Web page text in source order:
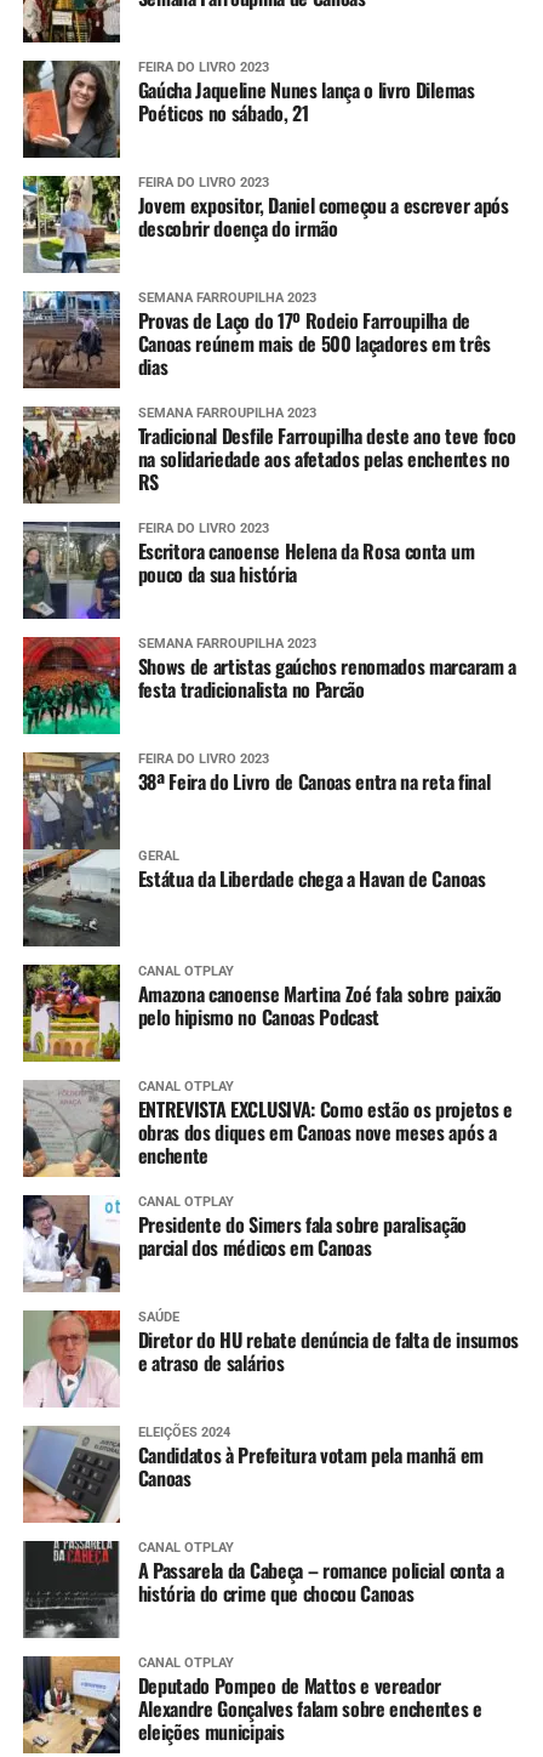
Alertas
Para aumentar o nível de prevenção, as pessoas podem se
cadastrar para receberem os alertas meteorológicos da
Defesa Civil estadual. Para isso, é necessário enviar o CEP
da localidade por SMS para o número 40199. Em seguida,
uma confirmação é enviada, tornando o número
disponível para receber as informações sempre que elas
forem divulgadas.
Também é possível se cadastrar via aplicativo Whatsapp.
Para ter acesso ao serviço, é necessário se registrar pelo
telefone (61) 2034-4611 ou clicandoaqui. Em seguida, é
preciso interagir com o robô de atendimento enviando
um simples “Oi”.
Após a primeira interação, o usuário pode compartilhar
sua localização atual ou qualquer outra do seu interesse
para, dessa forma, receber as mensagens que serão
encaminhadas pela Defesa Civil estadual.
FEIRA DO LIVRO 2023
Gaúcha Jaqueline Nunes lança o livro Dilemas
Poéticos no sábado, 21
FEIRA DO LIVRO 2023
Jovem expositor, Daniel começou a escrever após
descobrir doença do irmão
SEMANA FARROUPILHA 2023
Provas de Laço do 17º Rodeio Farroupilha de
Canoas reúnem mais de 500 laçadores em três
dias
SEMANA FARROUPILHA 2023
Tradicional Desfile Farroupilha deste ano teve foco
na solidariedade aos afetados pelas enchentes no
RS
FEIRA DO LIVRO 2023
Escritora canoense Helena da Rosa conta um
pouco da sua história
SEMANA FARROUPILHA 2023
Shows de artistas gaúchos renomados marcaram a
festa tradicionalista no Parcão
FEIRA DO LIVRO 2023
38ª Feira do Livro de Canoas entra na reta final
GERAL
Estátua da Liberdade chega a Havan de Canoas
CANAL OTPLAY
Amazona canoense Martina Zoé fala sobre paixão
pelo hipismo no Canoas Podcast
CANAL OTPLAY
ENTREVISTA EXCLUSIVA: Como estão os projetos e
obras dos diques em Canoas nove meses após a
enchente
CANAL OTPLAY
Presidente do Simers fala sobre paralisação
parcial dos médicos em Canoas
SAÚDE
Diretor do HU rebate denúncia de falta de insumos
e atraso de salários
ELEIÇÕES 2024
Candidatos à Prefeitura votam pela manhã em
Canoas
CANAL OTPLAY
A Passarela da Cabeça – romance policial conta a
história do crime que chocou Canoas
CANAL OTPLAY
Deputado Pompeo de Mattos e vereador
Alexandre Gonçalves falam sobre enchentes e
eleições municipais